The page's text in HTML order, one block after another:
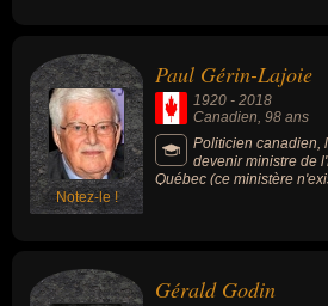
Notez-le !
Paul Gérin-Lajoie
1920 - 2018
Canadien , 98 ans
Politicien canadien,
devenir ministre de
Québec (ce ministère
jusqu'alors, le clergé
tâche). Considéré
doctrine Gérin-Lajoie.
Gérald Godin